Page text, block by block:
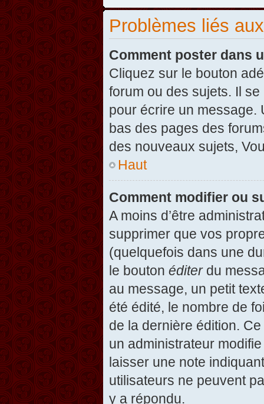
Problèmes liés
Comment poster dans
Cliquez sur le bouton
forum ou des sujets. Il
pour écrire un message.
bas des pages des
des nouveaux sujets,
Haut
Comment modifier ou
A moins d’être
supprimer que vos
(quelquefois dans une
le bouton éditerdu
au message, un petit
été édité, le nombre de
de la dernière édition.
un administrateur
laisser une note
utilisateurs ne peuvent
y a répondu.